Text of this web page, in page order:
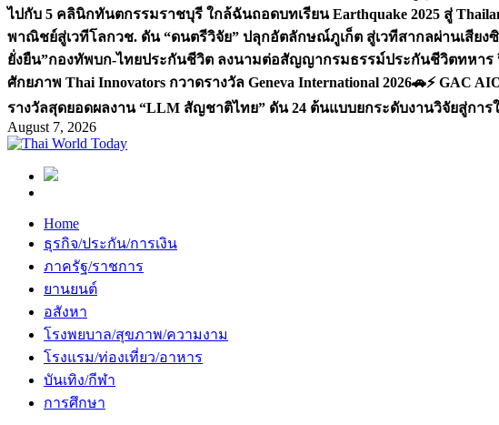
ไปกับ 5 คลินิกทันตกรรมราชบุรี ใกล้ฉันถอดบทเรียน Earthquake 2025 สู่
พาณิชย์สู่เวทีโลกวช. ดัน “ดนตรีวิจัย” ปลุกอัตลักษณ์ภูเก็ต สู่เวทีสากลผ่านเสียง
ยั่งยืน”กองทัพบก-ไทยประกันชีวิต ลงนามต่อสัญญากรมธรรม์ประกันชีวิตทหาร
ศักยภาพ Thai Innovators กวาดรางวัล Geneva International 2026🚗⚡️ GAC
รางวัลสุดยอดผลงาน “LLM สัญชาติไทย” ดัน 24 ต้นแบบยกระดับงานวิจัยสู่การ
August 7, 2026
Home
ธุรกิจ/ประกัน/การเงิน
ภาครัฐ/ราชการ
ยานยนต์
อสังหา
โรงพยบาล/สุขภาพ/ความงาม
โรงแรม/ท่องเที่ยว/อาหาร
บันเทิง/กีฬา
การศึกษา